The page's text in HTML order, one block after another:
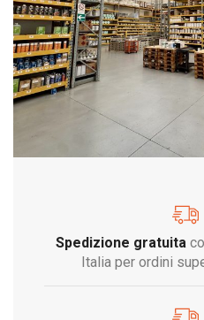
Spedizione gratuita
Italia per ordini